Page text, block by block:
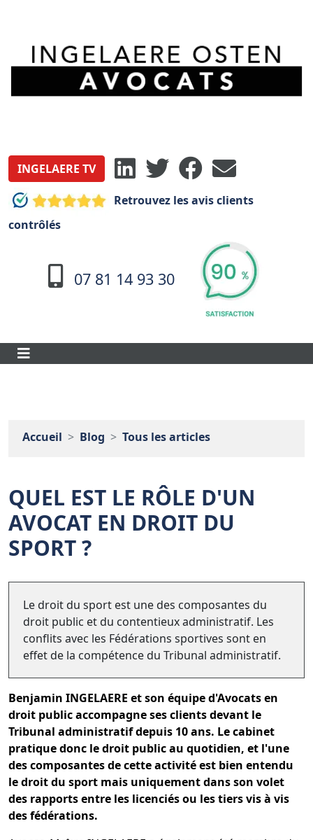
INGELAERE TV
Retrouvez les avis clients
contrôlés
07 81 14 93 30
Accueil Blog Tous les articles
QUEL EST LE RÔLE D'UN
AVOCAT EN DROIT DU
SPORT ?
Le droit du sport est une des composantes du
droit public et du contentieux administratif. Les
conflits avec les Fédérations sportives sont en
effet de la compétence du Tribunal administratif.
Benjamin INGELAERE et son équipe d'Avocats en
droit public accompagne ses clients devant le
Tribunal administratif depuis 10 ans. Le cabinet
pratique donc le droit public au quotidien, et l'une
des composantes de cette activité est bien entendu
le droit du sport mais uniquement dans son volet
des rapports entre les licenciés ou les tiers vis à vis
des fédérations.